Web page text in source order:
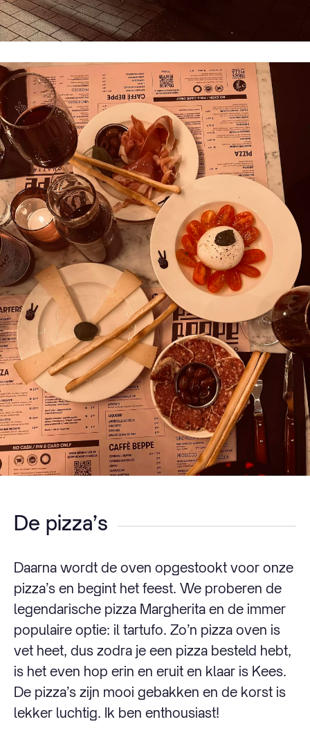
De pizza’s
Daarna wordt de oven opgestookt voor onze
pizza’s en begint het feest. We proberen de
legendarische pizza Margherita en de immer
populaire optie: il tartufo. Zo’n pizza oven is
vet heet, dus zodra je een pizza besteld hebt,
is het even hop erin en eruit en klaar is Kees.
De pizza’s zijn mooi gebakken en de korst is
lekker luchtig. Ik ben enthousiast!